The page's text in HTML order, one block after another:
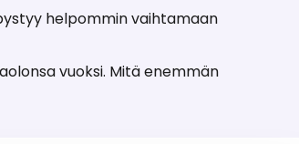
helpommin vaihtamaan
vuoksi. Mitä enemmän